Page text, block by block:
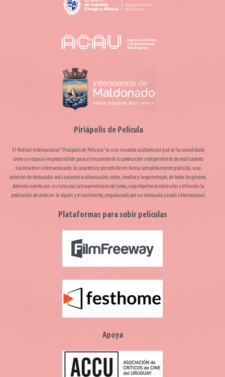
Piriápolis de Película
El Festival Internacional “Piriápolis de Película” es una muestra audiovisual que se ha consolidado
como un espacio imprescindible para el encuentro de la producción independiente de realizadores
nacionales e internacionales. Se caracteriza por exhibir en forma completamente gratuita, una
selección de destacadas realizaciones audiovisuales, cortos, medios y largometrajes, de todos los géneros.
Además cuenta con un Concurso Latinoamericano de Cortos, cuyo objetivo es estimular y difundir la
producción de cortos en la región y el continente, engalanado por un destacado jurado internacional.
Plataformas para subir películas
Apoya